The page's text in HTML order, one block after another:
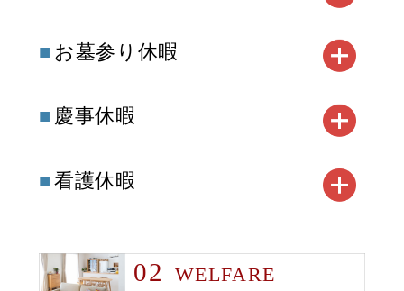
お墓参り休暇
慶事休暇
看護休暇
02 WELFARE